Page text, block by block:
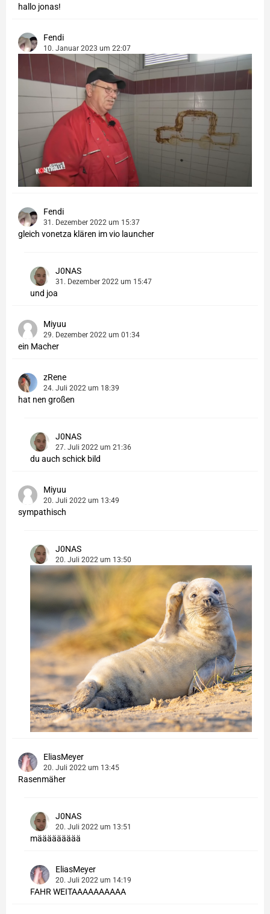
hallo jonas!
Fendi
10. Januar 2023 um 22:07
Fendi
31. Dezember 2022 um 15:37
gleich vonetza klären im vio launcher
J0NAS
31. Dezember 2022 um 15:47
und joa
Miyuu
29. Dezember 2022 um 01:34
ein Macher
zRene
24. Juli 2022 um 18:39
hat nen großen
J0NAS
27. Juli 2022 um 21:36
du auch schick bild
Miyuu
20. Juli 2022 um 13:49
sympathisch
J0NAS
20. Juli 2022 um 13:50
EliasMeyer
20. Juli 2022 um 13:45
Rasenmäher
J0NAS
20. Juli 2022 um 13:51
määäääääää
EliasMeyer
20. Juli 2022 um 14:19
FAHR WEITAAAAAAAAAA